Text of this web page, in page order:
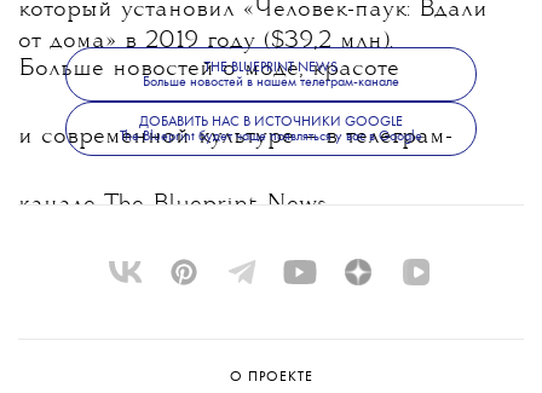
Больше новостей о моде, красоте
и современной культуре — втелеграм-
канале The Blueprint News.
который установил «Человек-паук: Вдали
от дома» в 2019 году ($39,2 млн).
THE BLUEPRINT NEWS
Больше новостей в нашем телеграм-канале
ДОБАВИТЬ НАС В ИСТОЧНИКИ GOOGLE
The Blueprint будет чаще появляться у вас в Google
О ПРОЕКТЕ